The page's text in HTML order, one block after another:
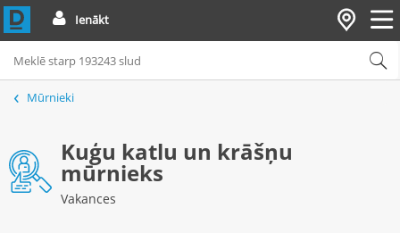
Ienākt
Mūrnieki
Kuģu katlu un krāšņu
mūrnieks
Vakances